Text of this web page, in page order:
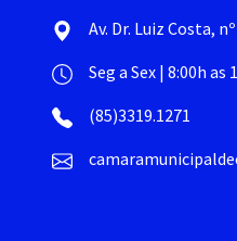
Av. Dr. Luiz Costa,
Seg a Sex | 8:00h as
(85)3319.1271